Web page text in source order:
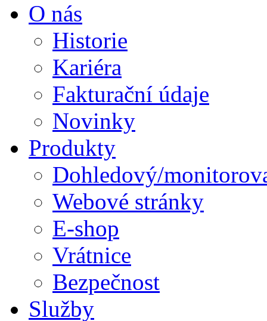
O nás
Historie
Kariéra
Fakturační údaje
Novinky
Produkty
Dohledový/
Webové stránky
E-shop
Vrátnice
Bezpečnost
Služby